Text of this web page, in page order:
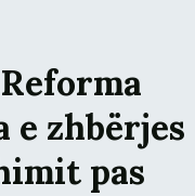
e zhbërjes
pas